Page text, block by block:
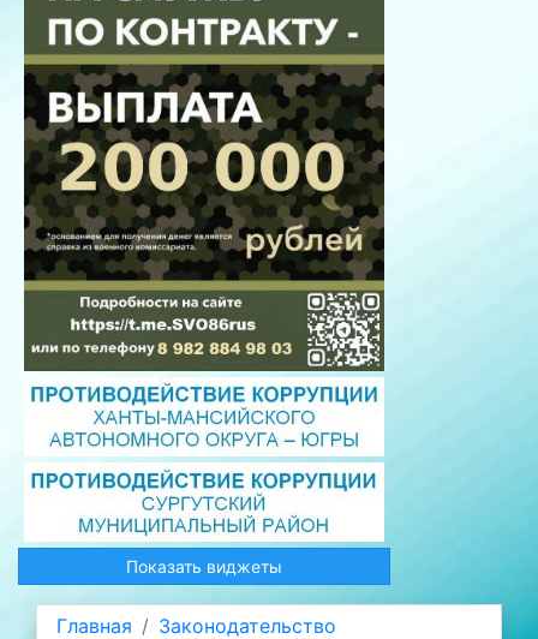
Показать виджеты
Главная
Законодательство